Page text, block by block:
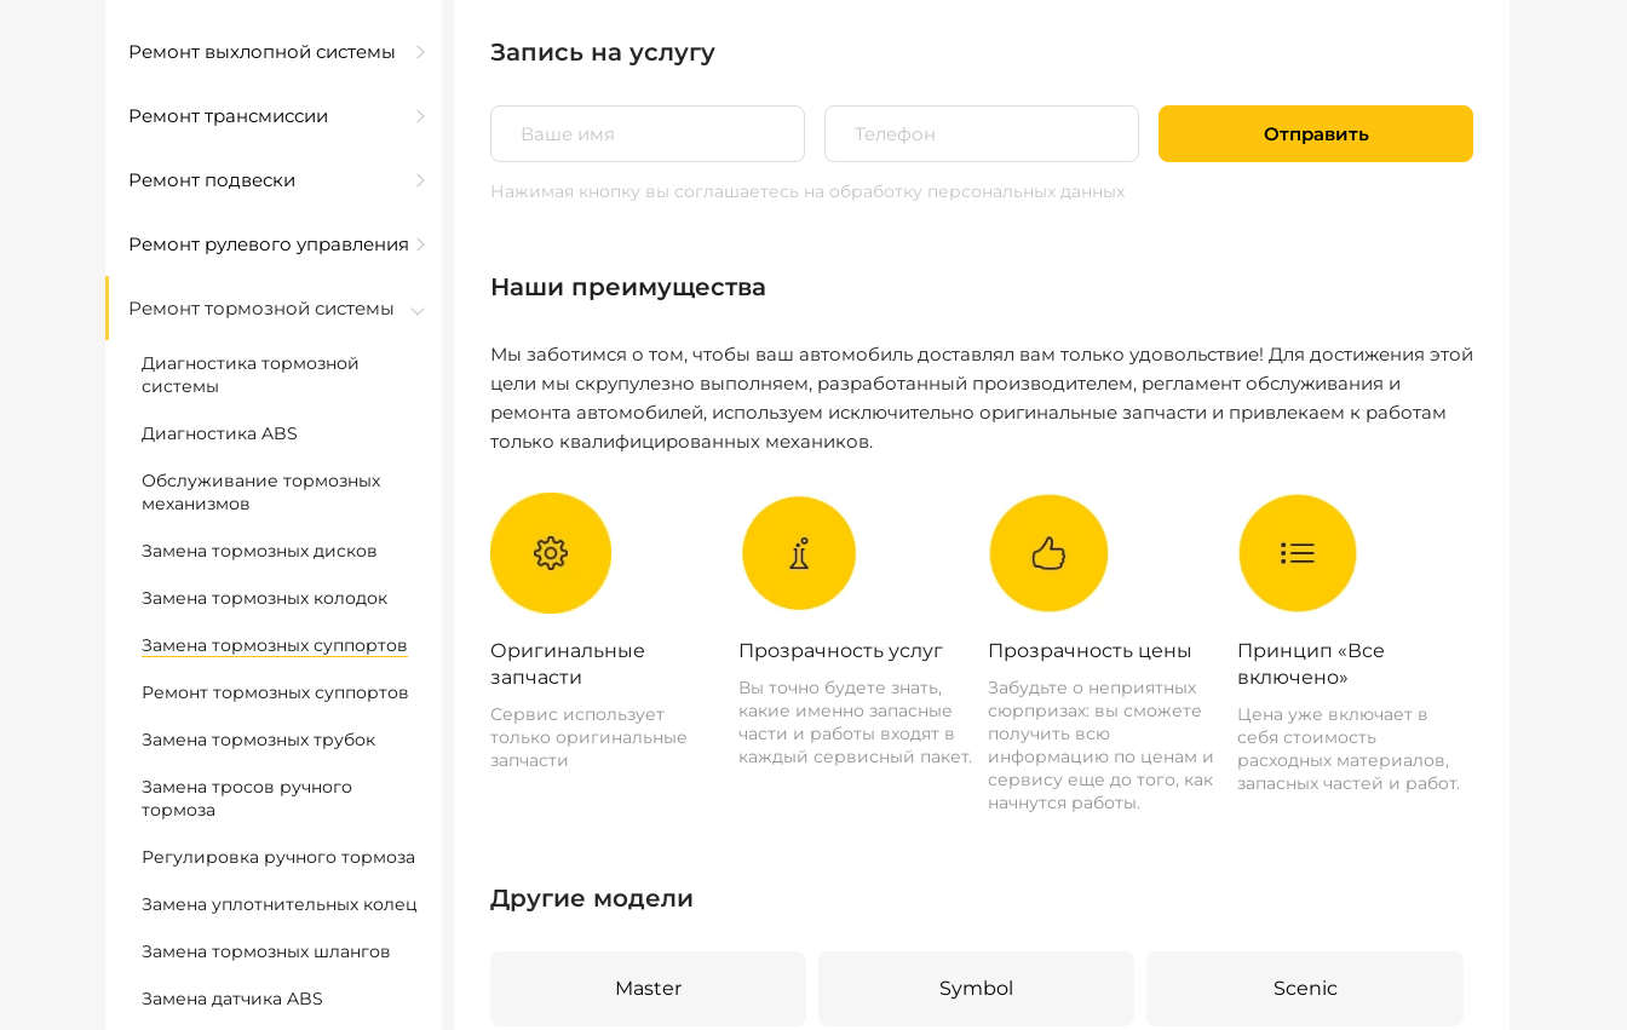
Ремонт выхлопной системы
Ремонт трансмиссии
Ремонт подвески
Ремонт рулевого управления
Ремонт тормозной системы
Диагностика тормозной
системы
Диагностика ABS
Обслуживание тормозных
механизмов
Замена тормозных дисков
Замена тормозных колодок
Замена тормозных суппортов
Ремонт тормозных суппортов
Замена тормозных трубок
Замена тросов ручного
тормоза
Регулировка ручного тормоза
Замена уплотнительных колец
Замена тормозных шлангов
Замена датчика ABS
Запись на услугу
Отправить
Нажимая кнопку вы соглашаетесь на обработку персональных данных
Наши преимущества
Мы заботимся о том, чтобы ваш автомобиль доставлял вам только удовольствие! Для достижения этой
цели мы скрупулезно выполняем, разработанный производителем, регламент обслуживания и
ремонта автомобилей, используем исключительно оригинальные запчасти и привлекаем к работам
только квалифицированных механиков.
Оригинальные
запчасти
Сервис использует
только оригинальные
запчасти
Прозрачность услуг
Вы точно будете знать,
какие именно запасные
части и работы входят в
каждый сервисный пакет.
Прозрачность цены
Забудьте о неприятных
сюрпризах: вы сможете
получить всю
информацию по ценам и
сервису еще до того, как
начнутся работы.
Принцип «Все
включено»
Цена уже включает в
себя стоимость
расходных материалов,
запасных частей и работ.
Другие модели
Master Symbol Scenic